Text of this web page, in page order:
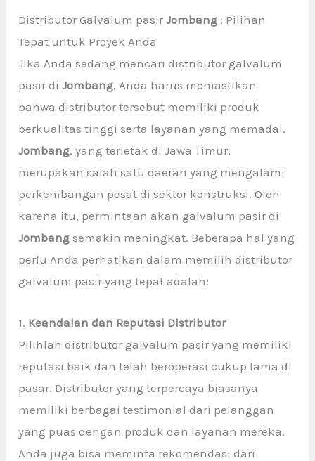
Distributor Galvalum pasirJombang : Pilihan
Tepat untuk Proyek Anda
Jika Anda sedang mencari distributor galvalum
pasir diJombang, Anda harus memastikan
bahwa distributor tersebut memiliki produk
berkualitas tinggi serta layanan yang memadai.
Jombang, yang terletak di Jawa Timur,
merupakan salah satu daerah yang mengalami
perkembangan pesat di sektor konstruksi. Oleh
karena itu, permintaan akan galvalum pasir di
Jombang semakin meningkat. Beberapa hal yang
perlu Anda perhatikan dalam memilih distributor
galvalum pasir yang tepat adalah:
1. Keandalan dan Reputasi Distributor
Pilihlah distributor galvalum pasir yang memiliki
reputasi baik dan telah beroperasi cukup lama di
pasar. Distributor yang terpercaya biasanya
memiliki berbagai testimonial dari pelanggan
yang puas dengan produk dan layanan mereka.
Anda juga bisa meminta rekomendasi dari